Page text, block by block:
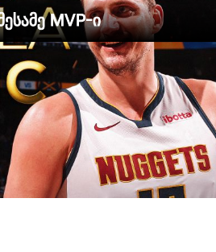
MVP-ი